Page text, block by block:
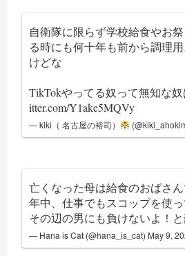
自衛隊に限らず学校給食やお
る時にも何十年も前から調理
けどな
TikTokやってる奴って無知な
itter.com/Y1ake5MQVy
— kiki（ 名古屋の裕司）
亡くなった母は給食のおばさ
年中、仕事でもスコップを使
その辺の男にも負けないよ！
— Hana is Cat (@hana_is_cat) May 9,